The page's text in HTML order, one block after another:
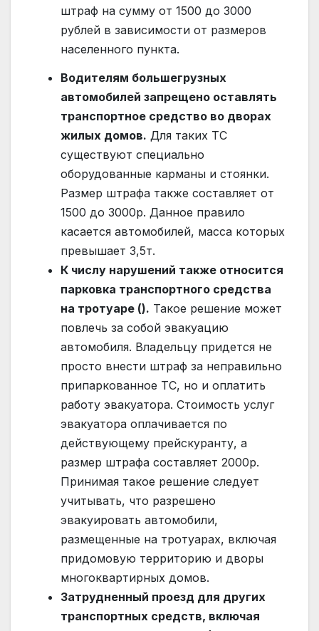
штраф на сумму от 1500 до 3000
рублей в зависимости от размеров
населенного пункта.
Водителям большегрузных
автомобилей запрещено оставлять
транспортное средство во дворах
жилых домов. Для таких ТС
существуют специально
оборудованные карманы и стоянки.
Размер штрафа также составляет от
1500 до 3000р. Данное правило
касается автомобилей, масса которых
превышает 3,5т.
К числу нарушений также относится
парковка транспортного средства
на тротуаре (). Такое решение может
повлечь за собой эвакуацию
автомобиля. Владельцу придется не
просто внести штраф за неправильно
припаркованное ТС, но и оплатить
работу эвакуатора. Стоимость услуг
эвакуатора оплачивается по
действующему прейскуранту, а
размер штрафа составляет 2000р.
Принимая такое решение следует
учитывать, что разрешено
эвакуировать автомобили,
размещенные на тротуарах, включая
придомовую территорию и дворы
многоквартирных домов.
Затрудненный проезд для других
транспортных средств, включая